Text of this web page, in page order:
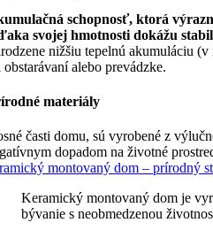
schopnosť, ktorá
svojej hmotnosti dokážu
nižšiu tepelnú akumuláciu
obstarávaní alebo prevádzke.
materiály
časti domu, sú vyrobené z
dopadom na životné
montovaný dom – prírodný
Keramický montovaný dom je
bývanie s neobmedzenou